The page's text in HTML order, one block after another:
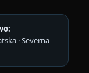
· Severna